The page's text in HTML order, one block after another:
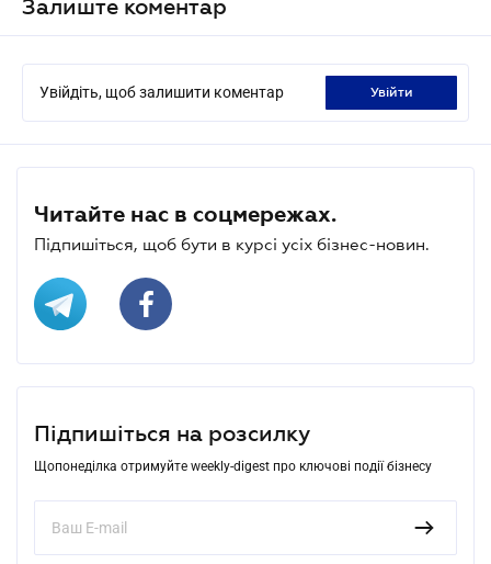
Залиште коментар
Увійдіть, щоб залишити коментар увійти
Читайте нас в соцмережах.
Підпишіться, щоб бути в курсі усіх бізнес-новин.
Підпишіться на розсилку
Щопонеділка отримуйте weekly-digest про ключові події бізнесу